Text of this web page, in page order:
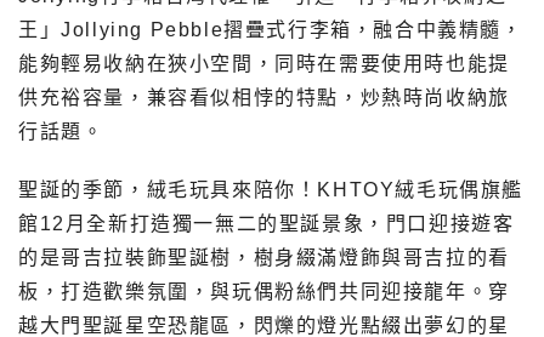
王」Jollying Pebble摺疊式行李箱，融合中義精髓，
能夠輕易收納在狹小空間，同時在需要使用時也能提
供充裕容量，兼容看似相悖的特點，炒熱時尚收納旅
行話題。
聖誕的季節，絨毛玩具來陪你！KHTOY絨毛玩偶旗艦
館12月全新打造獨一無二的聖誕景象，門口迎接遊客
的是哥吉拉裝飾聖誕樹，樹身綴滿燈飾與哥吉拉的看
板，打造歡樂氛圍，與玩偶粉絲們共同迎接龍年。穿
越大門聖誕星空恐龍區，閃爍的燈光點綴出夢幻的星